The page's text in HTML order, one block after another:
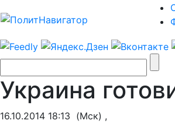
Украина
16.10.2014 18:13 (Мск) ,